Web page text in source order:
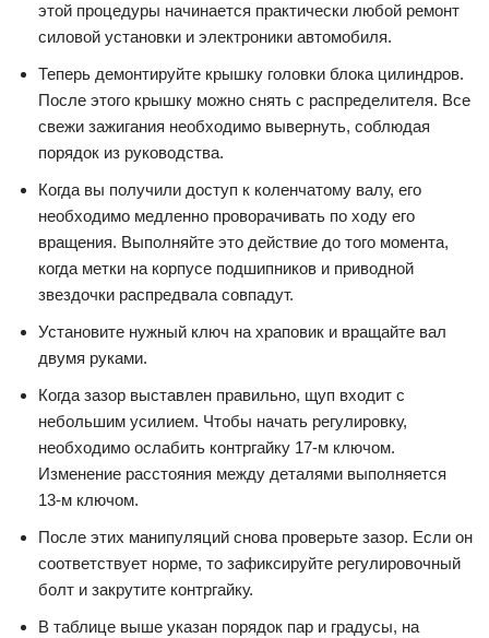
этой процедуры начинается практически любой ремонт
силовой установки и электроники автомобиля.
Теперь демонтируйте крышку головки блока цилиндров.
После этого крышку можно снять с распределителя. Все
свежи зажигания необходимо вывернуть, соблюдая
порядок из руководства.
Когда вы получили доступ к коленчатому валу, его
необходимо медленно проворачивать по ходу его
вращения. Выполняйте это действие до того момента,
когда метки на корпусе подшипников и приводной
звездочки распредвала совпадут.
Установите нужный ключ на храповик и вращайте вал
двумя руками.
Когда зазор выставлен правильно, щуп входит с
небольшим усилием. Чтобы начать регулировку,
необходимо ослабить контргайку 17-м ключом.
Изменение расстояния между деталями выполняется
13-м ключом.
После этих манипуляций снова проверьте зазор. Если он
соответствует норме, то зафиксируйте регулировочный
болт и закрутите контргайку.
В таблице выше указан порядок пар и градусы, на